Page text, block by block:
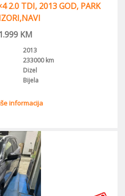
2.0 TDI, 2013 GOD, PARK
KM
2013
233000 km
Dizel
Bijela
informacija